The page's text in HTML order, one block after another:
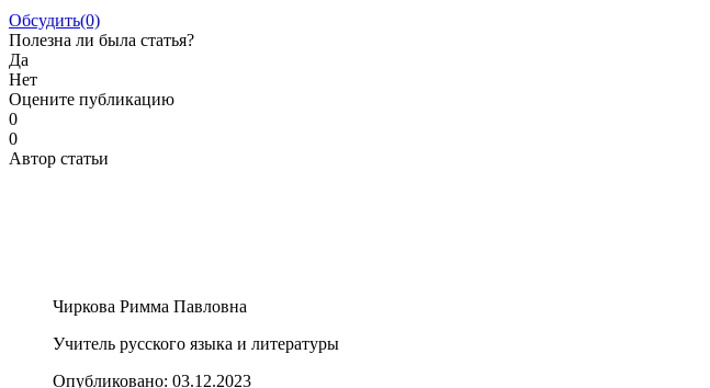
Обсудить(0)
Полезна ли была статья?
Да
Нет
Оцените публикацию
0
0
Автор статьи
Чиркова Римма Павловна
Учитель русского языка и литературы
Опубликовано: 03.12.2023